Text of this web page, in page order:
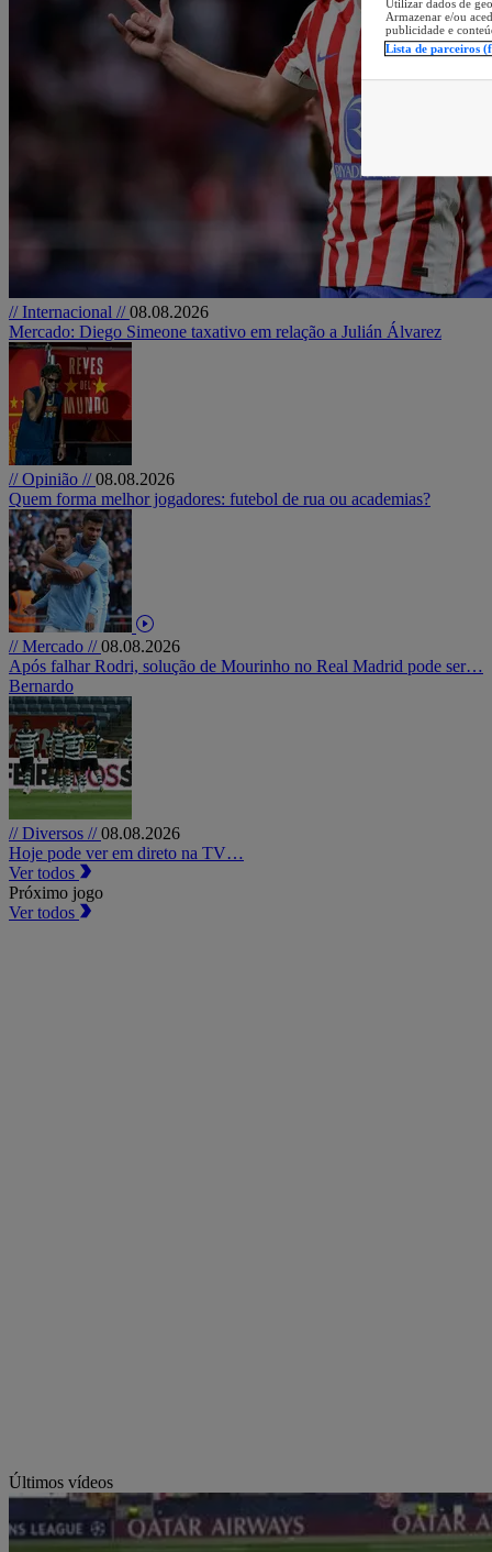
// Internacional //08.08.2026
Mercado: Diego Simeone taxativo em relação a Julián Álvarez
// Opinião //08.08.2026
Quem forma melhor jogadores: futebol de rua ou academias?
// Mercado //08.08.2026
Após falhar Rodri, solução de Mourinho no Real Madrid pode ser…
Bernardo
// Diversos //08.08.2026
Hoje pode ver em direto na TV…
Ver todos
Próximo jogo
Ver todos
Últimos vídeos
Utilizar dados de
Armazenar e/ou
publicidade e
Lista de parceiros